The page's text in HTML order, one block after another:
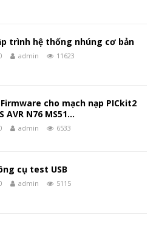
trình hệ thống nhúng cơ bản
admin 11623
cho mạch nạp PICkit2
AVR N76 MS51…
admin 6533
cụ test USB
admin 5115